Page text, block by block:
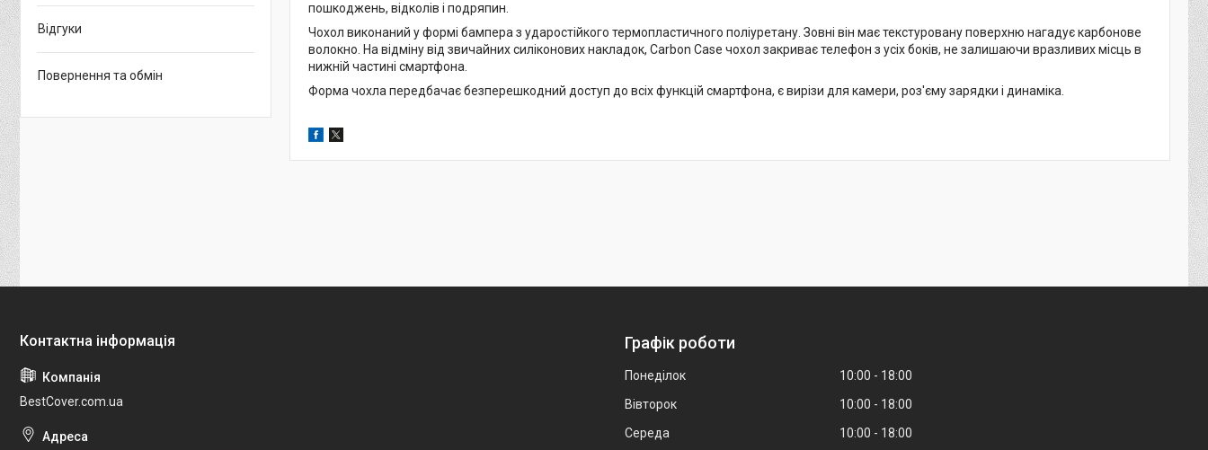
пошкоджень, відколів і подряпин.
Чохол виконаний у формі бампера з ударостійкого термопластичного поліуретану. Зовні він має текстуровану поверхню нагадує карбонове
волокно. На відміну від звичайних силіконових накладок, Carbon Case чохол закриває телефон з усіх боків, не залишаючи вразливих місць в
нижній частині смартфона.
Форма чохла передбачає безперешкодний доступ до всіх функцій смартфона, є вирізи для камери, роз'єму зарядки і динаміка.
Відгуки
Повернення та обмін
BestCover.com.ua
Графік роботи
Понеділок 10:00
18:00
Вівторок
10:00
18:00
Середа
10:00
18:00